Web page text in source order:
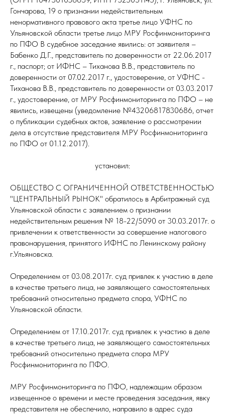
Гончарова, 19 о признании недействительным
ненормативного правового акта третье лицо УФНС по
Ульяновской области третье лицо МРУ Росфинмониторинга
по ПФО В судебное заседание явились: от заявителя –
Бабенко Д.Г., представитель по доверенности от 22.06.2017
г., паспорт; от ИФНС – Тиханова В.В., представитель по
доверенности от 07.02.2017 г., удостоверение, от УФНС -
Тиханова В.В., представитель по доверенности от 03.03.2017
г., удостоверение, от МРУ Росфинмониторинга по ПФО – не
явились, извещены (уведомление №43206817830686, отчет
о публикации судебных актов, заявление о рассмотрении
дела в отсутствие представителя МРУ Росфинмониторинга
по ПФО от 01.12.2017).
установил:
ОБЩЕСТВО С ОГРАНИЧЕННОЙ ОТВЕТСТВЕННОСТЬЮ
"ЦЕНТРАЛЬНЫЙ РЫНОК" обратилось в Арбитражный суд
Ульяновской области с заявлением о признании
недействительным решения № 18-22/5090 от 30.03.2017г. о
привлечении к ответственности за совершение налогового
правонарушения, принятого ИФНС по Ленинскому району
г.Ульяновска.
Определением от 03.08.2017г. суд привлек к участию в деле
в качестве третьего лица, не заявляющего самостоятельных
требований относительно предмета спора, УФНС по
Ульяновской области.
Определением от 17.10.2017г. суд привлек к участию в деле
в качестве третьего лица, не заявляющего самостоятельных
требований относительно предмета спора МРУ
Росфинмониторинга по ПФО.
МРУ Росфинмониторинга по ПФО, надлежащим образом
извещенное о времени и месте проведения заседания, явку
представителя не обеспечило, направило в адрес суда